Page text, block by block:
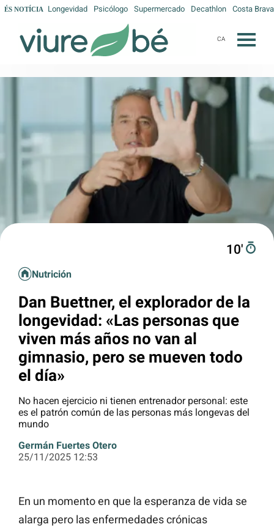
ÉS NOTÍCIA Longevidad Psicólogo Supermercado Decathlon Costa Brava
CA
10′
Nutrición
Dan Buettner, el explorador de la
longevidad: «Las personas que
viven más años no van al
gimnasio, pero se mueven todo
el día»
No hacen ejercicio ni tienen entrenador personal: este
es el patrón común de las personas más longevas del
mundo
Germán Fuertes Otero
25/11/2025 12:53
En un momento en que la esperanza de vida se
alarga pero las enfermedades crónicas